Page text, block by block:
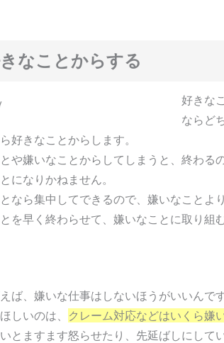
なことからする
好きな
ならど
好きなことからします。
や嫌いなことからしてしまうと、終わる
になりかねません。
なら集中してできるので、嫌いなことよ
を早く終わらせて、嫌いなことに取り組
ば、嫌いな仕事はしないほうがいいんで
しいのは、 クレーム対応などはいくら嫌
とますます怒らせたり、先延ばしにし